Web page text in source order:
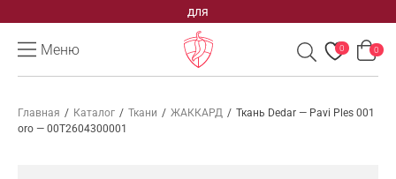
ВАШЕГО
Меню 0 0
Главная / Каталог / Ткани / ЖАККАРД / Ткань Dedar — Pavi Ples 001
oro — 00T2604300001